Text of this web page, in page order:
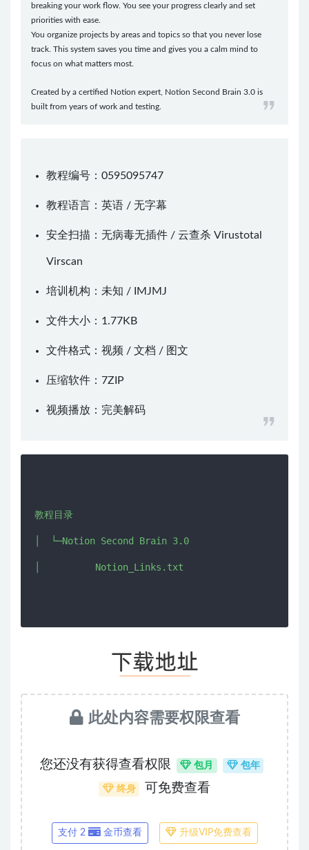
breaking your work flow. You see your progress clearly and set
priorities with ease.
You organize projects by areas and topics so that you never lose
track. This system saves you time and gives you a calm mind to
focus on what matters most.
Created by a certified Notion expert, Notion Second Brain 3.0 is
built from years of work and testing.
教程编号：0595095747
教程语言：英语 / 无字幕
安全扫描：无病毒无插件 / 云查杀 Virustotal
Virscan
培训机构：未知 / IMJMJ
文件大小：1.77KB
文件格式：视频 / 文档 / 图文
压缩软件： 7ZIP
视频播放： 完美解码
教程目录
│  └─Notion Second Brain 3.0
此处内容需要权限查看
您还没有获得查看权限 包月 包年
终身 可免费查看
支付 2 金币查看 升级VIP免费查看